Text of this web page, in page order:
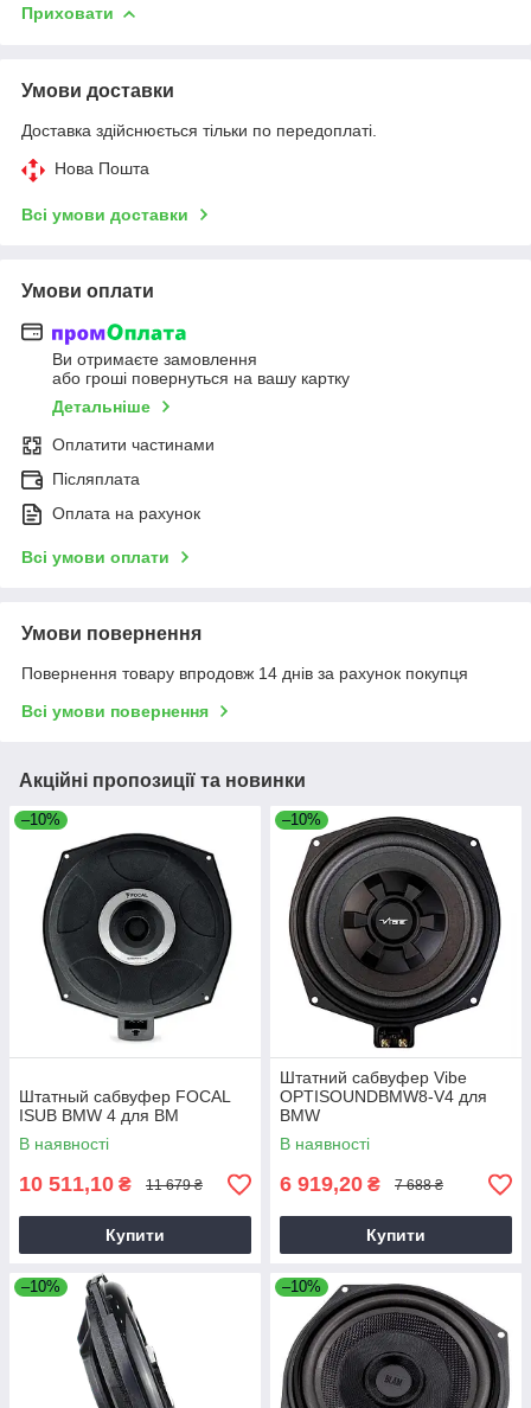
Приховати
Умови доставки
Доставка здійснюється тільки по передоплаті.
Нова Пошта
Всі умови доставки
Умови оплати
Ви отримаєте замовлення
або гроші повернуться на вашу картку
Детальніше
Оплатити частинами
Післяплата
Оплата на рахунок
Всі умови оплати
Умови повернення
Повернення товару впродовж 14 днів за рахунок покупця
Всі умови повернення
Акційні пропозиції та новинки
–10%
Штатный сабвуфер FOCAL
ISUB BMW 4 для BM
В наявності
10 511,10 ₴ 11 679 ₴
Купити
–10%
Штатний сабвуфер Vibe
OPTISOUNDBMW8-V4 для
BMW
В наявності
6 919,20 ₴ 7 688 ₴
Купити
–10% –10%